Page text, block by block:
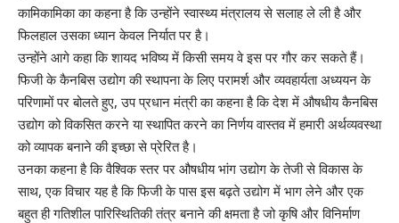
कामिकामिका का कहना है कि उन्होंने स्वास्थ्य मंत्रालय से सलाह ले ली है और
फिलहाल उसका ध्यान केवल निर्यात पर है।
उन्होंने आगे कहा कि शायद भविष्य में किसी समय वे इस पर गौर कर सकते हैं।
फिजी के कैनबिस उद्योग की स्थापना के लिए परामर्श और व्यवहार्यता अध्ययन के
परिणामों पर बोलते हुए, उप प्रधान मंत्री का कहना है कि देश में औषधीय कैनबिस
उद्योग को विकसित करने या स्थापित करने का निर्णय वास्तव में हमारी अर्थव्यवस्था
को व्यापक बनाने की इच्छा से प्रेरित है।
उनका कहना है कि वैश्विक स्तर पर औषधीय भांग उद्योग के तेजी से विकास के
साथ, एक विचार यह है कि फिजी के पास इस बढ़ते उद्योग में भाग लेने और एक
बहुत ही गतिशील पारिस्थितिकी तंत्र बनाने की क्षमता है जो कृषि और विनिर्माण